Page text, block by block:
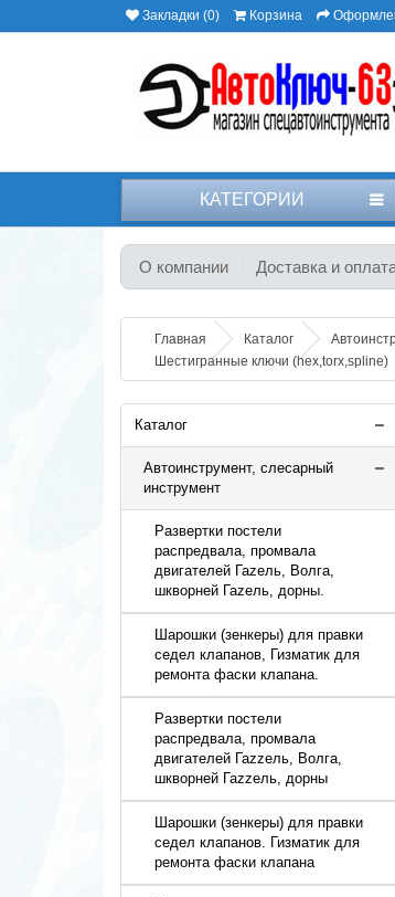
Закладки (0) Корзина
КАТЕГОРИИ
О компании Доставка и
Главная Каталог
Шестигранные ключи (hex,torx,spline)
Каталог
Автоинструмент, слесарный
инструмент
Развертки постели
распредвала, промвала
двигателей Гаzель, Волга,
шкворней Гаzель, дорны.
Шарошки (зенкеры) для правки
седел клапанов, Гизматик для
ремонта фаски клапана.
Развертки постели
распредвала, промвала
двигателей Гаzzель, Волга,
шкворней Гаzzель, дорны
Шарошки (зенкеры) для правки
седел клапанов. Гизматик для
ремонта фаски клапана